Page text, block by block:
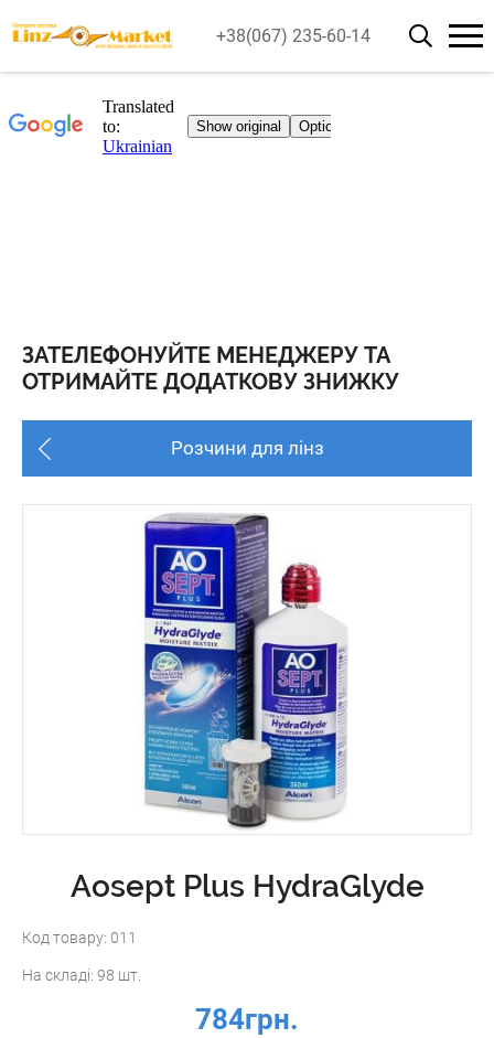
+38(067) 235-60-14
ЗАТЕЛЕФОНУЙТЕ МЕНЕДЖЕРУ ТА
ОТРИМАЙТЕ ДОДАТКОВУ ЗНИЖКУ
Розчини для лінз
Aosept Plus HydraGlyde
Код товару: 011
На складі: 98 шт.
784грн.